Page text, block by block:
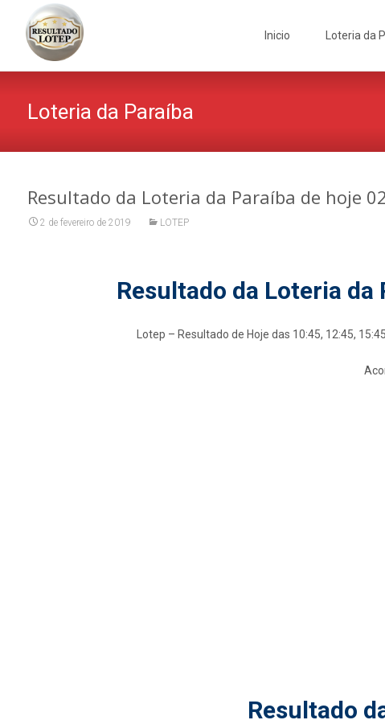
Inicio Loteria da
Loteria da Paraíba
Resultado da Loteria da Paraíba de hoje
2 de fevereiro de 2019 LOTEP
Resultado da Loteria da
Lotep – Resultado de Hoje das 10:45, 12:45,
Resultado